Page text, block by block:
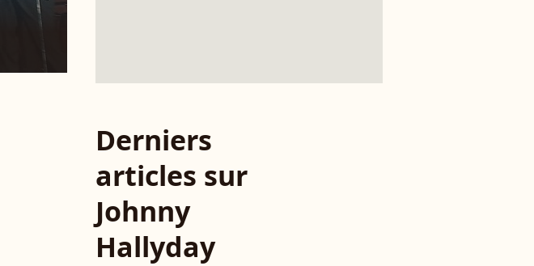
Derniers
articles sur
Johnny
Hallyday